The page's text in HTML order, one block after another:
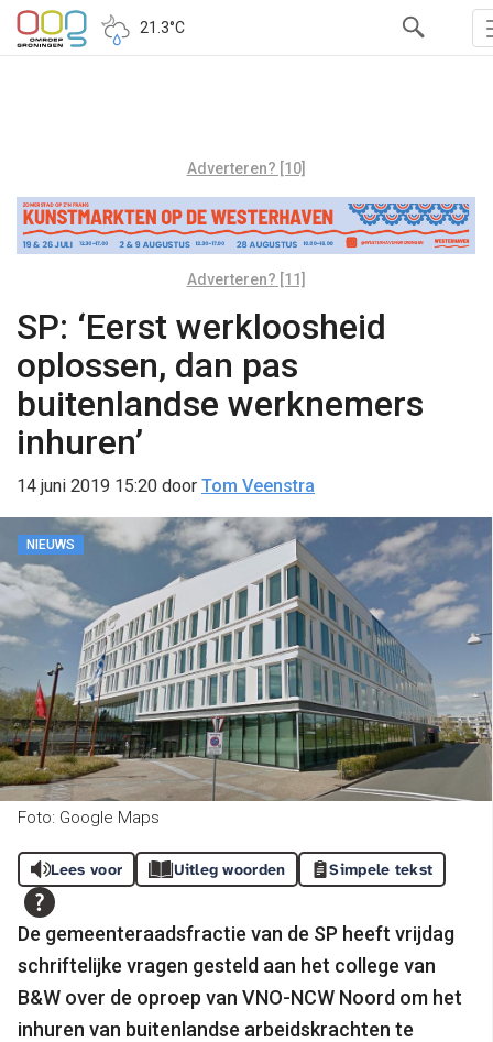
21.3°C
Adverteren? [10]
Adverteren? [11]
SP: ‘Eerst werkloosheid
oplossen, dan pas
buitenlandse werknemers
inhuren’
14 juni 2019 15:20 door Tom Veenstra
NIEUWS
Foto: Google Maps
Lees voor Uitleg woorden Simpele tekst
De gemeenteraadsfractie van de SP heeft vrijdag
schriftelijke vragen gesteld aan het college van
B&W over de oproep van VNO-NCW Noord om het
inhuren van buitenlandse arbeidskrachten te